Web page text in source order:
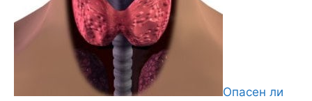
Опасен ли